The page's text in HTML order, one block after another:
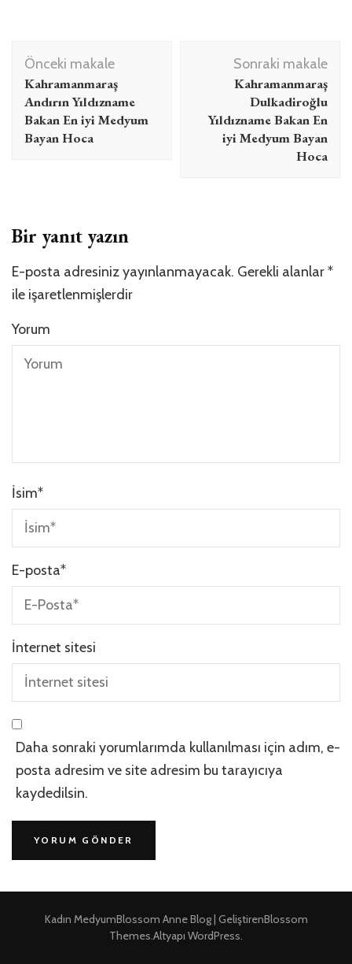
Yazı
dolaşımı
Önceki makale
Kahramanmaraş
Andırın Yıldızname
Bakan En iyi Medyum
Bayan Hoca
Sonraki makale
Kahramanmaraş
Dulkadiroğlu
Yıldızname Bakan En
iyi Medyum Bayan
Hoca
Bir yanıt yazın
E-posta adresiniz yayınlanmayacak. Gerekli alanlar*
ile işaretlenmişlerdir
Yorum
İsim*
E-posta*
İnternet sitesi
Daha sonraki yorumlarımda kullanılması için adım, e-
posta adresim ve site adresim bu tarayıcıya
kaydedilsin.
Kadın MedyumBlossom Anne Blog | GeliştirenBlossom
Themes.Altyapı WordPress.